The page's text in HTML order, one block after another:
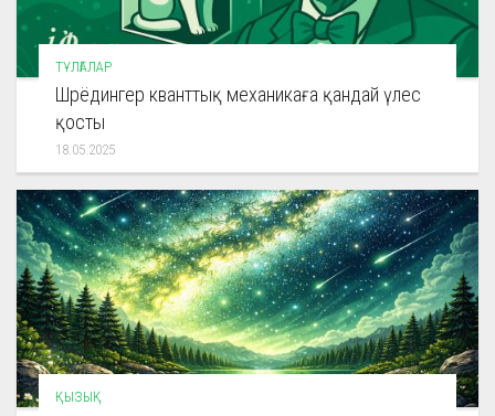
ТҰЛҒАЛАР
Шрёдингер кванттық механикаға қандай үлес
қосты
18.05.2025
ҚЫЗЫҚ